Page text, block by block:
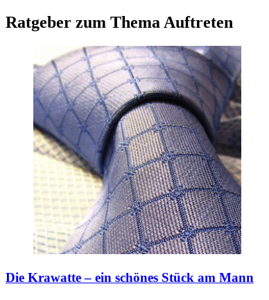
Ratgeber zum Thema Auftreten
Die Krawatte – ein schönes Stück am Mann